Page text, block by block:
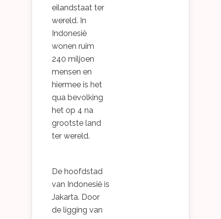
eilandstaat ter
wereld. In
Indonesië
wonen ruim
240 miljoen
mensen en
hiermee is het
qua bevolking
het op 4 na
grootste land
ter wereld.
De hoofdstad
van Indonesië is
Jakarta. Door
de ligging van